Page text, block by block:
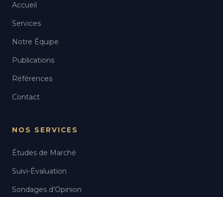
Accueil
Services
Notre Équipe
Publications
Références
Contact
NOS SERVICES
Études de Marché
Suivi-Évaluation
Sondages d'Opinion